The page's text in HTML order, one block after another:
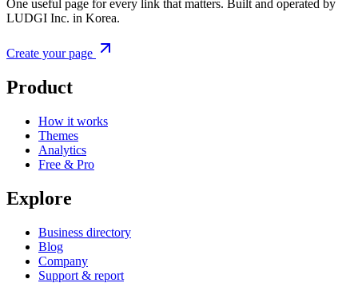
One useful page for every link that matters. Built and operated by
LUDGI Inc. in Korea.
Create your page
Product
How it works
Themes
Analytics
Free & Pro
Explore
Business directory
Blog
Company
Support & report